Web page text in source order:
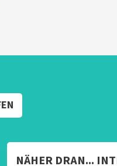
NÄHER DRAN...